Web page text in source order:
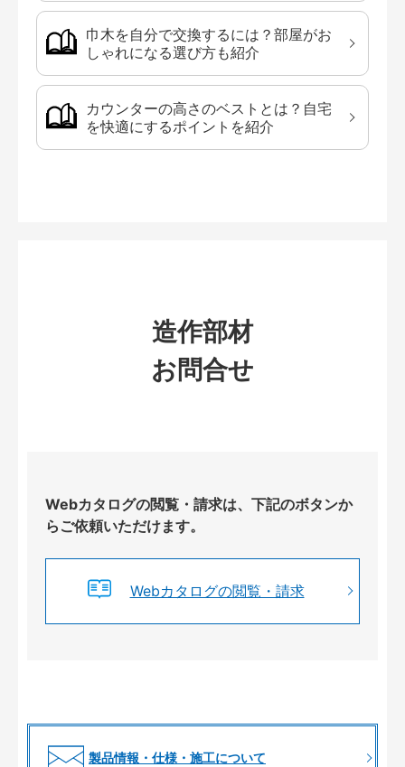
巾木を自分で交換するには？部屋がお
しゃれになる選び方も紹介
カウンターの高さのベストとは？自宅
を快適にするポイントを紹介
造作部材
お問合せ
Webカタログの閲覧・請求は、下記のボタンか
らご依頼いただけます。
Webカタログの閲覧・請求
製品情報・仕様・施工について